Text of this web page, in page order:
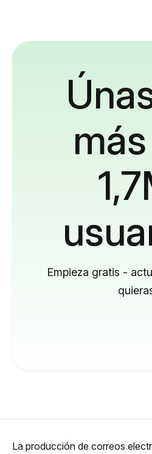
Empieza gratis -
La producción de correos